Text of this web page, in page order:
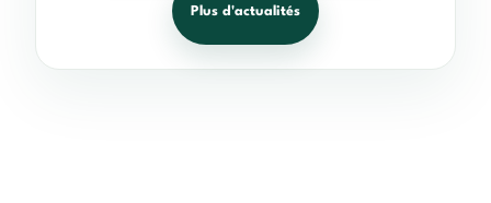
Plus d'actualités